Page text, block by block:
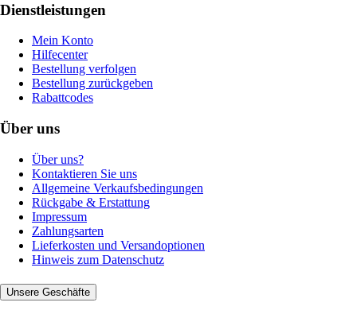
Dienstleistungen
Mein Konto
Hilfecenter
Bestellung verfolgen
Bestellung zurückgeben
Rabattcodes
Über uns
Über uns?
Kontaktieren Sie uns
Allgemeine Verkaufsbedingungen
Rückgabe & Erstattung
Impressum
Zahlungsarten
Lieferkosten und Versandoptionen
Hinweis zum Datenschutz
Unsere Geschäfte